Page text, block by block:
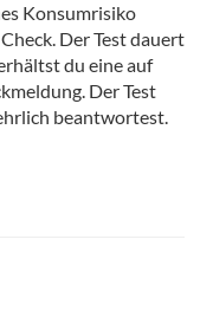
Konsumrisiko
Der Test dauert
du eine auf
Der Test
beantwortest.